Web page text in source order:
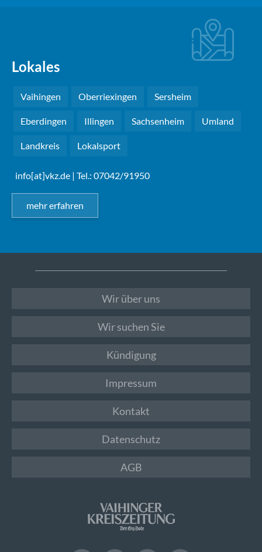
Lokales
Vaihingen Oberriexingen Sersheim
Eberdingen Illingen Sachsenheim Umland
Landkreis Lokalsport
info[at]vkz.de | Tel.: 07042/91950
mehr erfahren
Wir über uns
Wir suchen Sie
Kündigung
Impressum
Kontakt
Datenschutz
AGB